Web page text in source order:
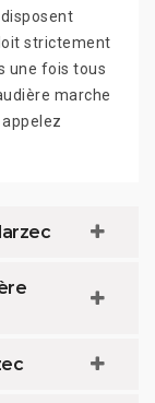
strictement
une fois tous
marche